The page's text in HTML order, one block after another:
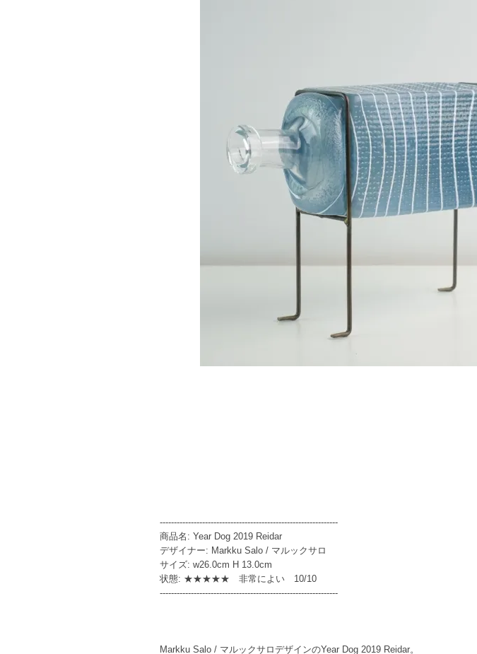
---------------------------------------------------------------
商品名: Year Dog 2019 Reidar
デザイナー: Markku Salo / マルックサロ
サイズ: w26.0cm H 13.0cm
状態: ★★★★★ 非常によい 10/10
---------------------------------------------------------------
Markku Salo / マルックサロデザインのYear Dog 2019 Reidar。